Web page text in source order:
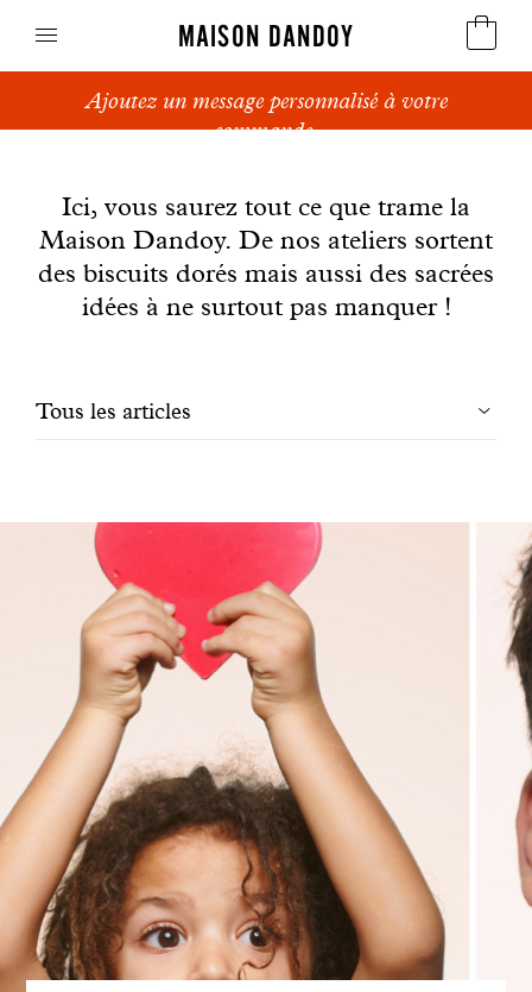
MAISON DANDOY
Speculoos
Pains sucrés
Gâteaux
Engagé avec bon sens
Manifesto
Dandoy Family
Boutiques
Mon compte
E-Shop
Ajoutez un message personnalisé à votre
commande.
Ici, vous saurez tout ce que trame la
Maison Dandoy. De nos ateliers sortent
des biscuits dorés mais aussi des sacrées
idées à ne surtout pas manquer !
Filtrer
Tous les articles